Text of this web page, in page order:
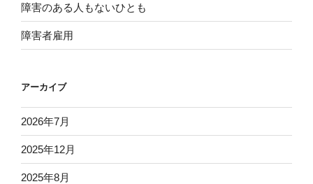
障害のある人もないひとも
障害者雇用
アーカイブ
2026年7月
2025年12月
2025年8月